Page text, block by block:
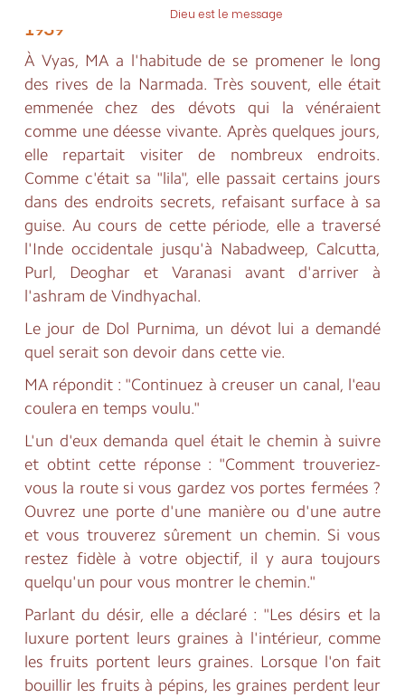
Dieu est le message
1939
À Vyas, MA a l'habitude de se promener le long
des rives de la Narmada. Très souvent, elle était
emmenée chez des dévots qui la vénéraient
comme une déesse vivante. Après quelques jours,
elle repartait visiter de nombreux endroits.
Comme c'était sa "lila", elle passait certains jours
dans des endroits secrets, refaisant surface à sa
guise. Au cours de cette période, elle a traversé
l'Inde occidentale jusqu'à Nabadweep, Calcutta,
Purl, Deoghar et Varanasi avant d'arriver à
l'ashram de Vindhyachal.
Le jour de Dol Purnima, un dévot lui a demandé
quel serait son devoir dans cette vie.
MA répondit : "Continuez à creuser un canal, l'eau
coulera en temps voulu."
L'un d'eux demanda quel était le chemin à suivre
et obtint cette réponse : "Comment trouveriez-
vous la route si vous gardez vos portes fermées ?
Ouvrez une porte d'une manière ou d'une autre
et vous trouverez sûrement un chemin. Si vous
restez fidèle à votre objectif, il y aura toujours
quelqu'un pour vous montrer le chemin."
Parlant du désir, elle a déclaré : "Les désirs et la
luxure portent leurs graines à l'intérieur, comme
les fruits portent leurs graines. Lorsque l'on fait
bouillir les fruits à pépins, les graines perdent leur